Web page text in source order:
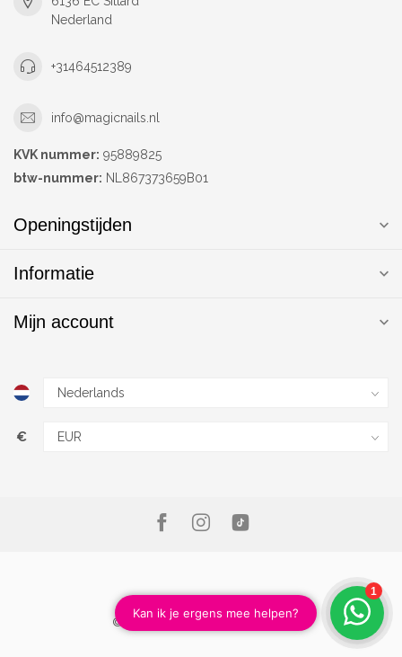
Nederland
+31464512389
info@magicnails.nl
KVK nummer: 95889825
btw-nummer: NL867373659B01
Openingstijden
Informatie
Mijn account
€
© Copyright 2026 Magic Nails B.V.